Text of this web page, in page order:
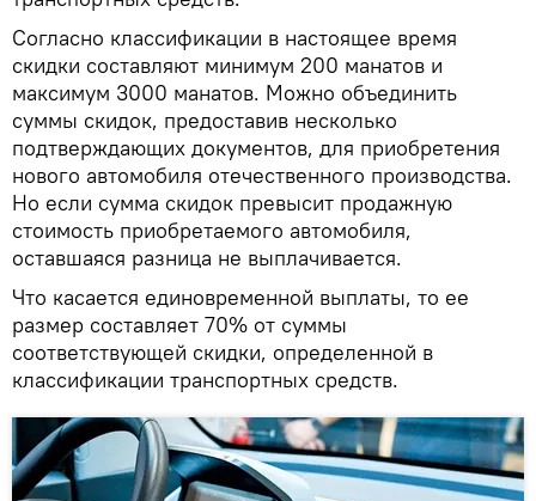
Согласно классификации в настоящее время
скидки составляют минимум 200 манатов и
максимум 3000 манатов. Можно объединить
суммы скидок, предоставив несколько
подтверждающих документов, для приобретения
нового автомобиля отечественного производства.
Но если сумма скидок превысит продажную
стоимость приобретаемого автомобиля,
оставшаяся разница не выплачивается.
Что касается единовременной выплаты, то ее
размер составляет 70% от суммы
соответствующей скидки, определенной в
классификации транспортных средств.